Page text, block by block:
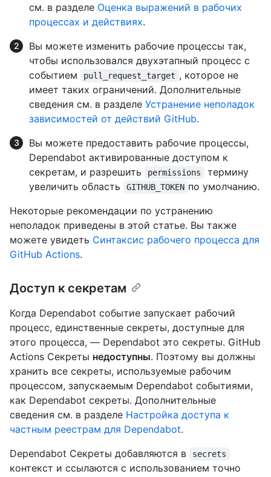
см. в разделе Оценка выражений в рабочих
процессах и действиях.
Вы можете изменить рабочие процессы так,
чтобы использовался двухэтапный процесс с
событием
pull_request_target , которое не
имеет таких ограничений. Дополнительные
сведения см. в разделе Устранение неполадок
зависимостей от действий GitHub.
Вы можете предоставить рабочие процессы,
Dependabot активированные доступом к
секретам, и разрешить
permissions
термину
увеличить область
GITHUB_TOKEN по умолчанию.
Некоторые рекомендации по устранению
неполадок приведены в этой статье. Вы также
можете увидеть Синтаксис рабочего процесса для
GitHub Actions.
Доступ к секретам
Когда Dependabot событие запускает рабочий
процесс, единственные секреты, доступные для
этого процесса, — Dependabot это секреты. GitHub
Actions Секреты недоступны. Поэтому вы должны
хранить все секреты, используемые рабочим
процессом, запускаемым Dependabot событиями,
как Dependabot секреты. Дополнительные
сведения см. в разделе Настройка доступа к
частным реестрам для Dependabot.
Dependabot Секреты добавляются в
secrets
контекст и ссылаются с использованием точно